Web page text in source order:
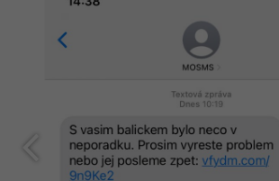
SEO specialista
Pro děti
Více
Google Dokumenty
Time management
Linux
Sítě